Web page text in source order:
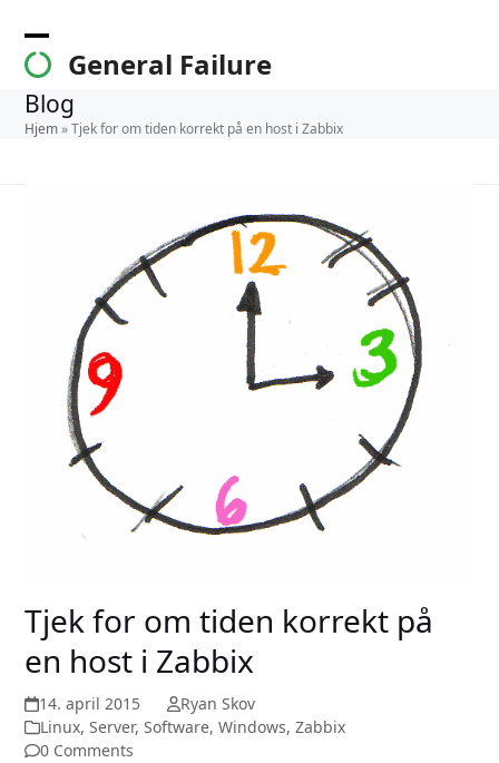
content
General Failure
Open
mobile
menu
Close
mobile
menu
Blog
Hjem»Tjek for om tiden korrekt på en host i Zabbix
Tjek for om tiden korrekt på
en host i Zabbix
14. april 2015
Ryan Skov
Linux,Server,Software,Windows,Zabbix
0 Comments